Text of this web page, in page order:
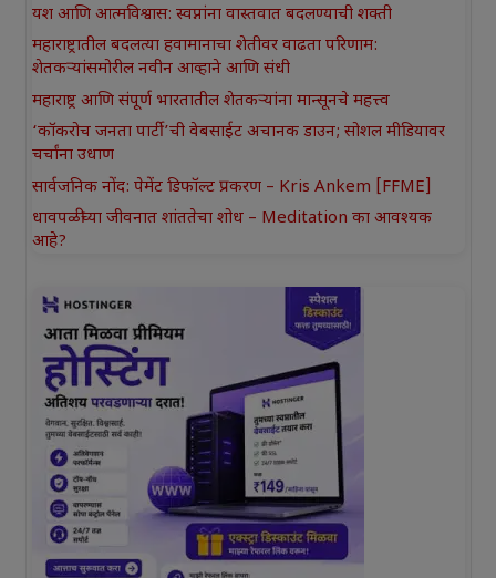
यश आणि आत्मविश्वास: स्वप्नांना वास्तवात बदलण्याची शक्ती
महाराष्ट्रातील बदलत्या हवामानाचा शेतीवर वाढता परिणाम:
शेतकऱ्यांसमोरील नवीन आव्हाने आणि संधी
महाराष्ट्र आणि संपूर्ण भारतातील शेतकऱ्यांना मान्सूनचे महत्त्व
‘कॉकरोच जनता पार्टी’ची वेबसाईट अचानक डाउन; सोशल मीडियावर
चर्चांना उधाण
सार्वजनिक नोंद: पेमेंट डिफॉल्ट प्रकरण – Kris Ankem [FFME]
धावपळीच्या जीवनात शांततेचा शोध – Meditation का आवश्यक
आहे?